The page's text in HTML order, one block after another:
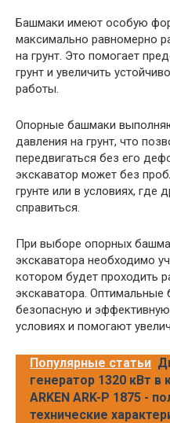
Башмаки имеют особую
максимально равномерно
на грунт. Это помогает
грунт и увеличить
работы.
Опорные башмаки
давления на грунт, что
передвигаться без его
экскаватор может без
грунте или в условиях, где
справиться.
При выборе опорных
экскаватора необходимо
котором будет проходить
экскаватора. Оптимальные
безопасную и
условиях и помогают
Популярные статьи
генератор 1320 кВт в
ARKEN ARK-P 1875 -
технические